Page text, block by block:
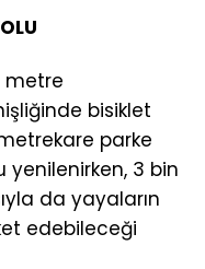
metre
bisiklet
parke
yenilenirken, 3 bin
da yayaların
edebileceği